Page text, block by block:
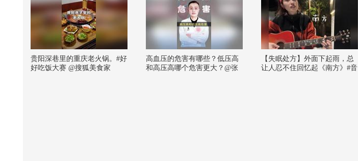
贵阳深巷里的重庆老火锅。#好
好吃饭大赛 @搜狐美食家
高血压的危害有哪些？低压高
和高压高哪个危害更大？@张
【失眠处方】外面下起雨，总
让人忍不住回忆起《南方》#音